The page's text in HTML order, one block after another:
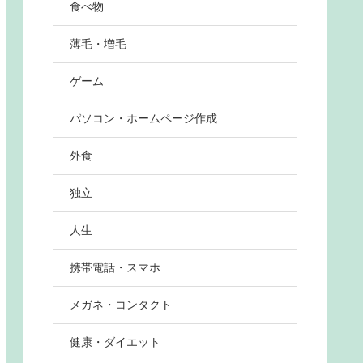
食べ物
薄毛・増毛
ゲーム
パソコン・ホームページ作成
外食
独立
人生
携帯電話・スマホ
メガネ・コンタクト
健康・ダイエット